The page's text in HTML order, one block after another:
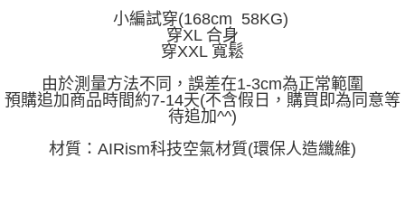
５．嚴禁一人註冊多個帳號或使用他人資訊註冊。若發現惡意使用之情形，
恩沛科技股份有限公司將有權停止該用戶之使用額度並採取法律行動。
小編試穿(168cm 58KG)
穿XL 合身
穿XXL 寬鬆
由於測量方法不同，誤差在1-3cm為正常範圍
預購追加商品時間約7-14天(不含假日，購買即為同意等
待追加^^)
材質：AIRism科技空氣材質(環保人造纖維)